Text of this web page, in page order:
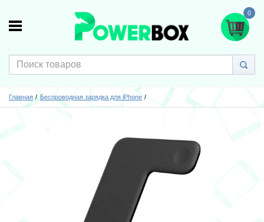
0
Главная Беспроводная зарядка для iPhone